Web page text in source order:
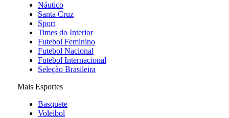
Náutico
Santa Cruz
Sport
Times do Interior
Futebol Feminino
Futebol Nacional
Futebol Internacional
Seleção Brasileira
Mais Esportes
Basquete
Voleibol